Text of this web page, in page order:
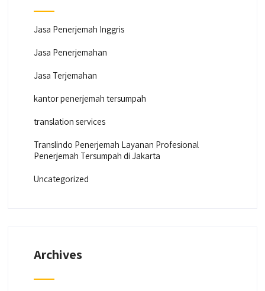
Jasa Penerjemah Inggris
Jasa Penerjemahan
Jasa Terjemahan
kantor penerjemah tersumpah
translation services
Translindo Penerjemah Layanan Profesional
Penerjemah Tersumpah di Jakarta
Uncategorized
Archives